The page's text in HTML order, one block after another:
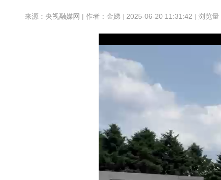
来源：央视融媒网 | 作者：金娣 | 2025-06-20 11:31:42 | 浏览量